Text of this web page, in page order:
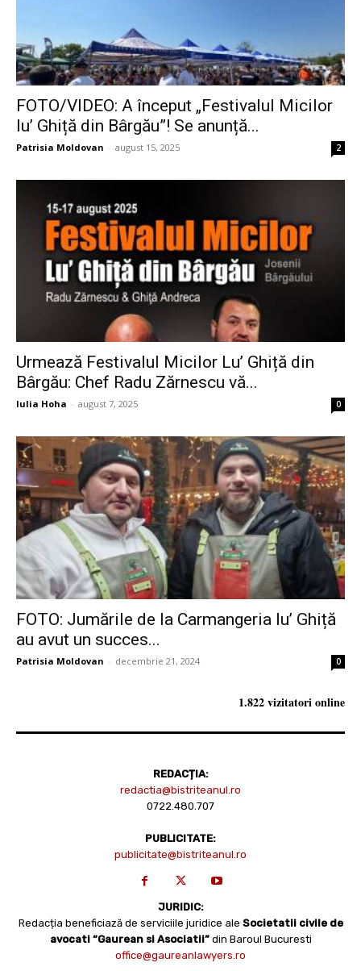
FOTO/VIDEO: A început „Festivalul Micilor
lu’ Ghiță din Bârgău”! Se anunță...
Patrisia Moldovan - august 15, 2025 2
Urmează Festivalul Micilor Lu’ Ghiță din
Bârgău: Chef Radu Zărnescu vă...
Iulia Hoha - august 7, 2025 0
FOTO: Jumările de la Carmangeria lu’ Ghiță
au avut un succes...
Patrisia Moldovan - decembrie 21, 2024 0
1.822 vizitatori online
REDACȚIA:
redactia@bistriteanul.ro
0722.480.707
PUBLICITATE:
publicitate@bistriteanul.ro
JURIDIC:
Redacția beneficiază de serviciile juridice ale Societatii civile de
avocati “Gaurean si Asociatii” din Baroul Bucuresti
office@gaureanlawyers.ro